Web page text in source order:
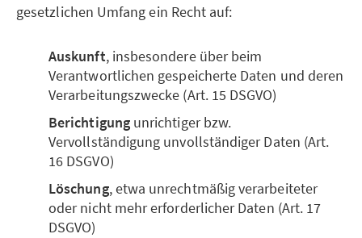
gesetzlichen Umfang ein Recht auf:
Auskunft, insbesondere über beim
Verantwortlichen gespeicherte Daten und deren
Verarbeitungszwecke (Art. 15 DSGVO)
Berichtigungunrichtiger bzw.
Vervollständigung unvollständiger Daten (Art.
16 DSGVO)
Löschung, etwa unrechtmäßig verarbeiteter
oder nicht mehr erforderlicher Daten (Art. 17
DSGVO)